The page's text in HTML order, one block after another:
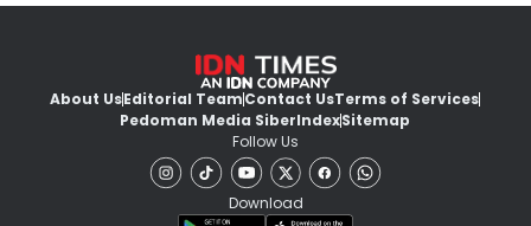
About UsEditorial TeamContact UsTerms of Services
Pedoman Media SiberIndexSitemap
Follow Us
Download